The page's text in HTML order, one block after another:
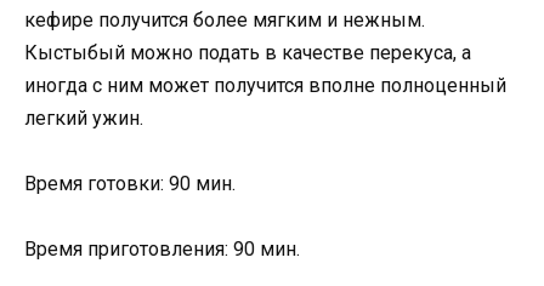
кефире получится более мягким и нежным.
Кыстыбый можно подать в качестве перекуса, а
иногда с ним может получится вполне полноценный
легкий ужин.
Время готовки: 90 мин.
Время приготовления: 90 мин.